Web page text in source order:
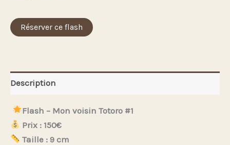
Réserver ce flash
Description
Flash – Mon voisin Totoro #1
Prix : 150€
Taille : 9 cm